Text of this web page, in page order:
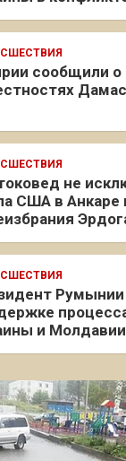
сообщили о
не
США в Анкаре
Румынии
и